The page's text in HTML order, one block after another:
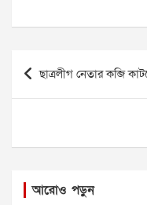
Post
navigation
ছাত্রলীগ নেতার কব্জি
আরোও পড়ুন